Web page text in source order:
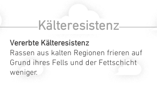
Kälteresistenz
Vererbte Kälteresistenz
Rassen aus kalten Regionen frieren auf
Grund ihres Fells und der Fettschicht
weniger.